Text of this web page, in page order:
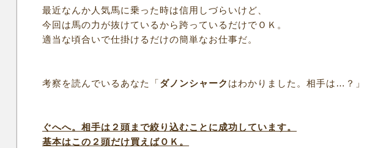
最近なんか人気馬に乗った時は信用しづらいけど、
今回は馬の力が抜けているから跨っているだけでＯＫ。
適当な頃合いで仕掛けるだけの簡単なお仕事だ。
考察を読んでいるあなた「 ダノンシャーク はわかりました。相手は…？」
ぐへへ。相手は２頭まで絞り込むことに成功しています。
基本はこの２頭だけ買えばＯＫ。